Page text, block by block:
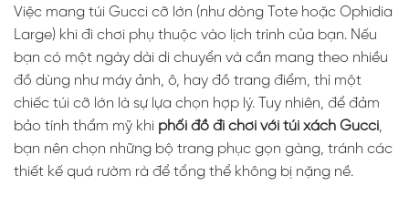
Việc mang túi Gucci cỡ lớn (như dòng Tote hoặc Ophidia
Large) khi đi chơi phụ thuộc vào lịch trình của bạn. Nếu
bạn có một ngày dài di chuyển và cần mang theo nhiều
đồ dùng như máy ảnh, ô, hay đồ trang điểm, thì một
chiếc túi cỡ lớn là sự lựa chọn hợp lý. Tuy nhiên, để đảm
bảo tính thẩm mỹ khi phối đồ đi chơi với túi xách Gucci,
bạn nên chọn những bộ trang phục gọn gàng, tránh các
thiết kế quá rườm rà để tổng thể không bị nặng nề.